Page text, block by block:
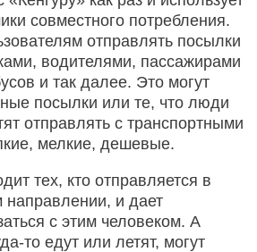
совместного потребления.
отправлять посылки
водителями, пассажирами
и так далее. Это могут
посылки или те, что люди
отправлять с транспортными
мелкие, дешевые.
тех, кто отправляется в
направлении, и дает
с этим человеком. А
то едут или летят, могут